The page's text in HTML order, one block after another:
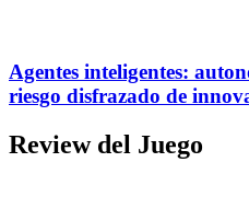
Agentes inteligentes:
riesgo disfrazado de
Review del Juego